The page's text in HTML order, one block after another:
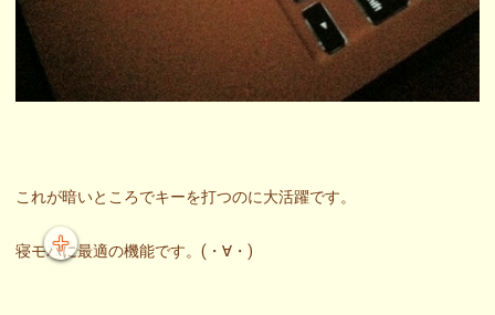
これが暗いところでキーを打つのに大活躍です。
寝モバに最適の機能です。(・∀・)